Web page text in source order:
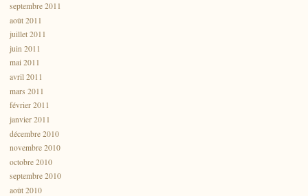
septembre 2011
août 2011
juillet 2011
juin 2011
mai 2011
avril 2011
mars 2011
février 2011
janvier 2011
décembre 2010
novembre 2010
octobre 2010
septembre 2010
août 2010